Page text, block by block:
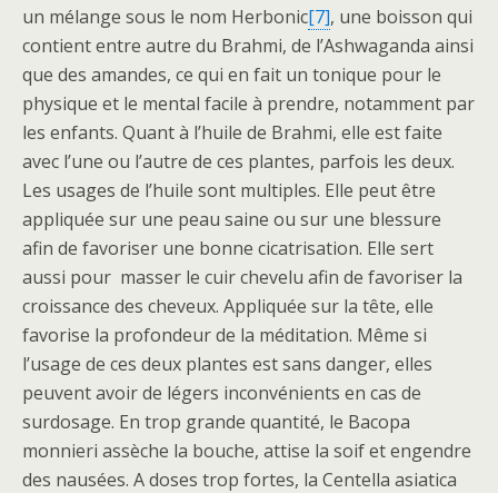
un mélange sous le nom Herbonic[7], une boisson qui
contient entre autre du Brahmi, de l’Ashwaganda ainsi
que des amandes, ce qui en fait un tonique pour le
physique et le mental facile à prendre, notamment par
les enfants. Quant à l’huile de Brahmi, elle est faite
avec l’une ou l’autre de ces plantes, parfois les deux.
Les usages de l’huile sont multiples. Elle peut être
appliquée sur une peau saine ou sur une blessure
afin de favoriser une bonne cicatrisation. Elle sert
aussi pour masser le cuir chevelu afin de favoriser la
croissance des cheveux. Appliquée sur la tête, elle
favorise la profondeur de la méditation. Même si
l’usage de ces deux plantes est sans danger, elles
peuvent avoir de légers inconvénients en cas de
surdosage. En trop grande quantité, le Bacopa
monnieri assèche la bouche, attise la soif et engendre
des nausées. A doses trop fortes, la Centella asiatica